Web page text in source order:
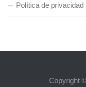
Política de privacidad
Copyright